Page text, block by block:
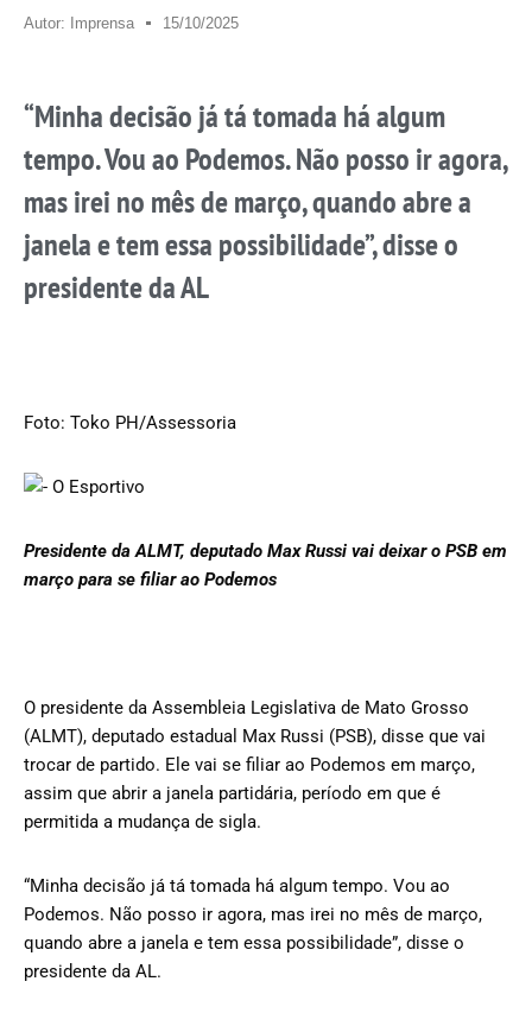
Autor: Imprensa 15/10/2025
“Minha decisão já tá tomada há algum
tempo. Vou ao Podemos. Não posso ir agora,
mas irei no mês de março, quando abre a
janela e tem essa possibilidade”, disse o
presidente da AL
Foto: Toko PH/Assessoria
Presidente da ALMT, deputado Max Russi vai deixar o PSB em
março para se filiar ao Podemos
O presidente da Assembleia Legislativa de Mato Grosso
(ALMT), deputado estadual Max Russi (PSB), disse que vai
trocar de partido. Ele vai se filiar ao Podemos em março,
assim que abrir a janela partidária, período em que é
permitida a mudança de sigla.
“Minha decisão já tá tomada há algum tempo. Vou ao
Podemos. Não posso ir agora, mas irei no mês de março,
quando abre a janela e tem essa possibilidade”, disse o
presidente da AL.